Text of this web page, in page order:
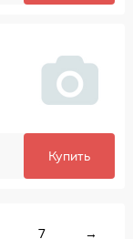
Купить
7 →